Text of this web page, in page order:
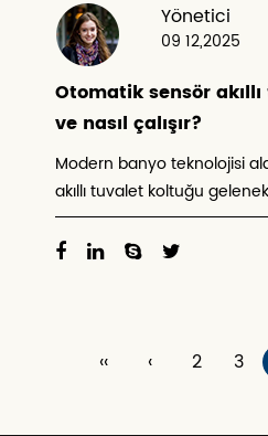
Yönetici
09 12,2025
Otomatik sensör
ve nasıl çalışır?
Modern banyo teknolojisi
akıllı tuvalet koltuğu
‹‹ ‹ 2 3